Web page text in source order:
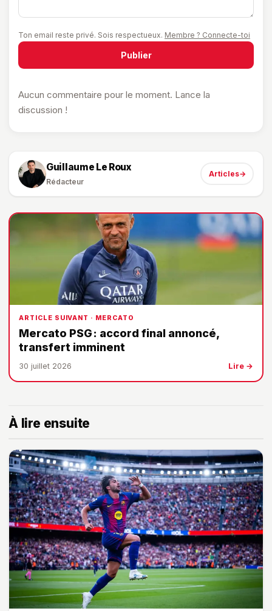
Ton email reste privé. Sois respectueux. Membre ? Connecte-toi
Publier
Aucun commentaire pour le moment. Lance la
discussion !
Guillaume Le Roux
Rédacteur
Articles→
ARTICLE SUIVANT · MERCATO
Mercato PSG : accord final annoncé,
transfert imminent
30 juillet 2026 Lire →
À lire ensuite